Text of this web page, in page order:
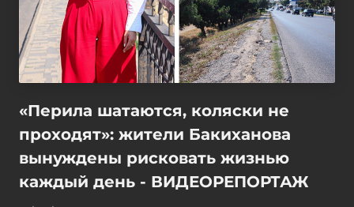
«Перила шатаются, коляски не
проходят»: жители Бакиханова
вынуждены рисковать жизнью
каждый день - ВИДЕОРЕПОРТАЖ